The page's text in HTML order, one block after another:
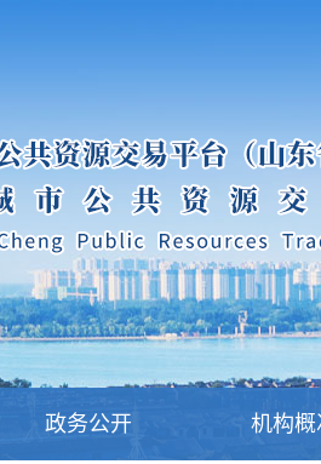
政务公开 机构概